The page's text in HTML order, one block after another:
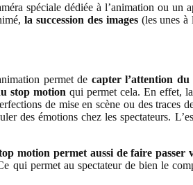
spéciale dédiée à l’animation ou un
la succession des images(les unes à
permet de capter l’attention du
stop motion qui permet cela. En effet,
de mise en scène ou des traces
des émotions chez les spectateurs.
motion permet aussi de faire passer
qui permet au spectateur de bien le